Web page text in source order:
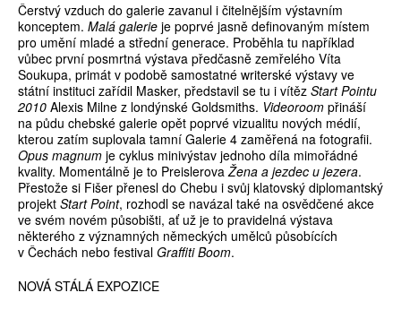
Čerstvý vzduch do galerie zavanul i čitelnějším výstavním
konceptem. Malá galerie je poprvé jasně definovaným místem
pro umění mladé a střední generace. Proběhla tu například
vůbec první posmrtná výstava předčasně zemřelého Víta
Soukupa, primát v podobě samostatné writerské výstavy ve
státní instituci zařídil Masker, představil se tu i vítěz Start Pointu
2010 Alexis Milne z londýnské Goldsmiths. Videoroom přináší
na půdu chebské galerie opět poprvé vizualitu nových médií,
kterou zatím suplovala tamní Galerie 4 zaměřená na fotografii.
Opus magnum je cyklus minivýstav jednoho díla mimořádné
kvality. Momentálně je to PreislerovaŽena a jezdec u jezera.
Přestože si Fišer přenesl do Chebu i svůj klatovský diplomantský
projekt Start Point, rozhodl se navázal také na osvědčené akce
ve svém novém působišti, ať už je to pravidelná výstava
některého z významných německých umělců působících
v Čechách nebo festival Graffiti Boom.
NOVÁ STÁLÁ EXPOZICE